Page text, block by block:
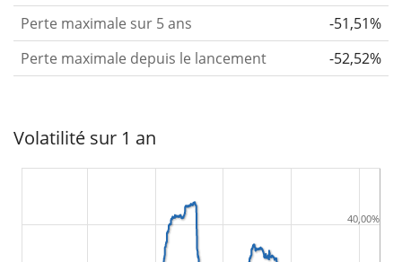
Perte maximale sur 5 ans
-51,51%
Perte maximale depuis le lancement
-52,52%
Volatilité sur 1 an
40,00%